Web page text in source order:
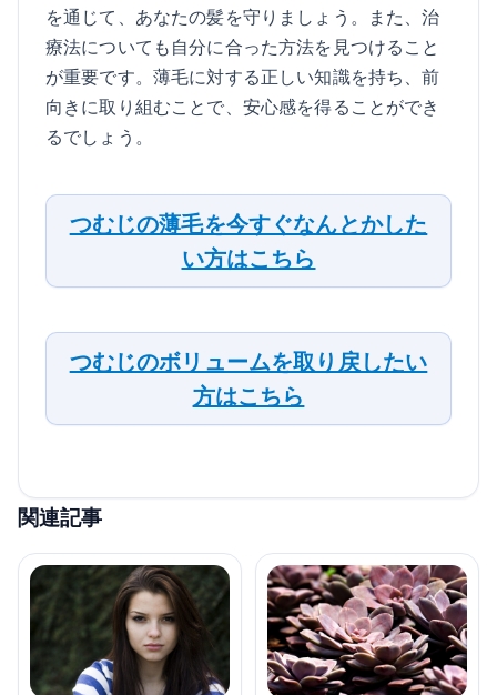
を通じて、あなたの髪を守りましょう。また、治
療法についても自分に合った方法を見つけること
が重要です。薄毛に対する正しい知識を持ち、前
向きに取り組むことで、安心感を得ることができ
るでしょう。
つむじの薄毛を今すぐなんとかした
い方はこちら
つむじのボリュームを取り戻したい
方はこちら
関連記事